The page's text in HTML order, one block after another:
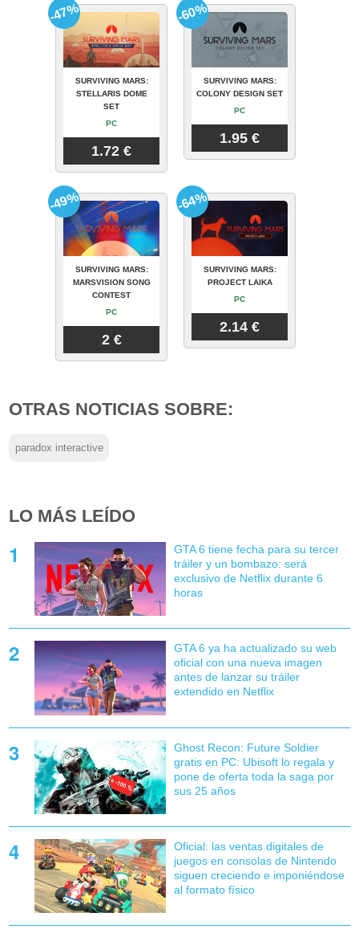
SURVIVING MARS:
STELLARIS DOME
SET
PC
1.72 €
-47%
SURVIVING MARS:
COLONY DESIGN SET
PC
1.95 €
-60%
SURVIVING MARS:
MARSVISION SONG
CONTEST
PC
2 €
-49%
SURVIVING MARS:
PROJECT LAIKA
PC
2.14 €
-64%
OTRAS NOTICIAS SOBRE:
paradox interactive
LO MÁS LEÍDO
GTA 6 tiene fecha para su tercer
tráiler y un bombazo: será
exclusivo de Netflix durante 6
horas
GTA 6 ya ha actualizado su web
oficial con una nueva imagen
antes de lanzar su tráiler
extendido en Netflix
Ghost Recon: Future Soldier
gratis en PC: Ubisoft lo regala y
pone de oferta toda la saga por
sus 25 años
Oficial: las ventas digitales de
juegos en consolas de Nintendo
siguen creciendo e imponiéndose
al formato físico